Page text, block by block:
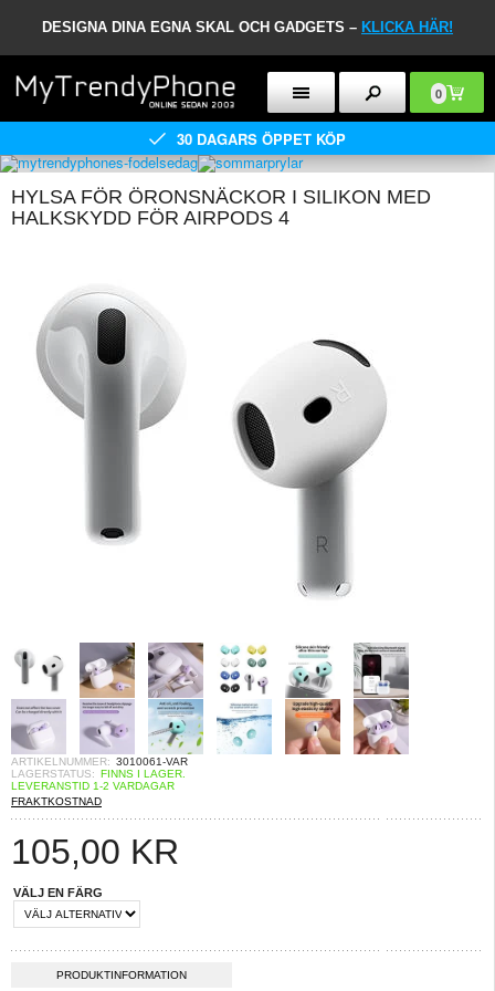
DESIGNA DINA EGNA SKAL OCH GADGETS – KLICKA HÄR!
0
30 DAGARS ÖPPET KÖP
HYLSA FÖR ÖRONSNÄCKOR I SILIKON MED
HALKSKYDD FÖR AIRPODS 4
ARTIKELNUMMER: 3010061-VAR
LAGERSTATUS: FINNS I LAGER.
LEVERANSTID 1-2 VARDAGAR
FRAKTKOSTNAD
105,00 KR
VÄLJ EN FÄRG
PRODUKTINFORMATION